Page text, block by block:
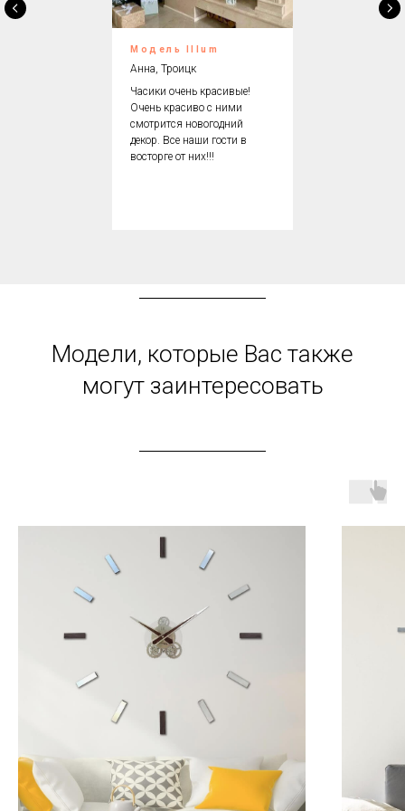
Модель Illum
Анна, Троицк
Часики очень красивые!
Очень красиво с ними
смотрится новогодний
декор. Все наши гости в
восторге от них!!!
Модели, которые Вас также
могут заинтересовать